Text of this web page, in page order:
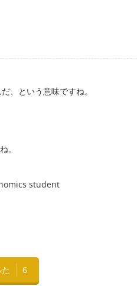
、という意味ですね。
。
student
6